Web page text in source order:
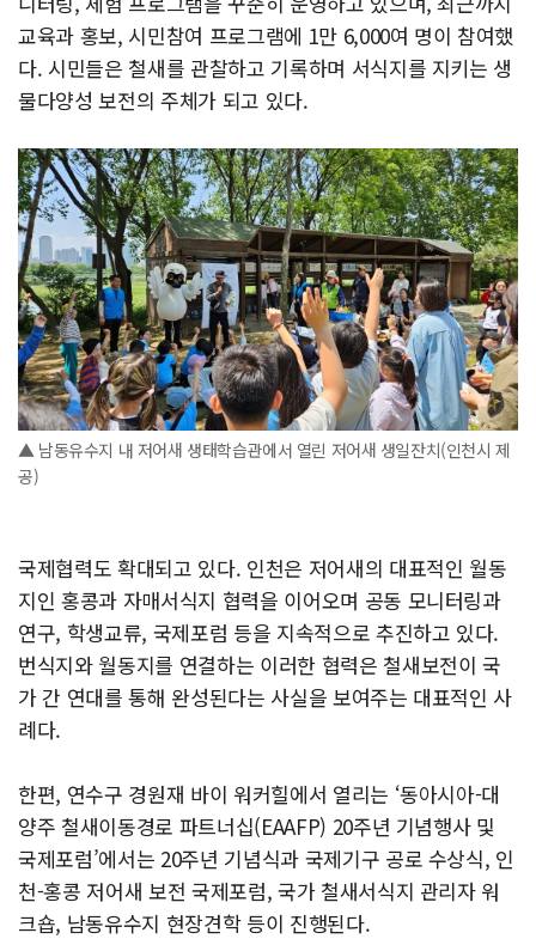
교육과 홍보, 시민참여 프로그램에 1만 6,000여 명이 참여했
다. 시민들은 철새를 관찰하고 기록하며 서식지를 지키는 생
물다양성 보전의 주체가 되고 있다.
▲ 남동유수지 내 저어새 생태학습관에서 열린 저어새 생일잔치(인천시 제
공)
국제협력도 확대되고 있다. 인천은 저어새의 대표적인 월동
지인 홍콩과 자매서식지 협력을 이어오며 공동 모니터링과
연구, 학생교류, 국제포럼 등을 지속적으로 추진하고 있다.
번식지와 월동지를 연결하는 이러한 협력은 철새보전이 국
가 간 연대를 통해 완성된다는 사실을 보여주는 대표적인 사
례다.
한편, 연수구 경원재 바이 워커힐에서 열리는 ‘동아시아-대
양주 철새이동경로 파트너십(EAAFP) 20주년 기념행사 및
국제포럼’에서는 20주년 기념식과 국제기구 공로 수상식, 인
천-홍콩 저어새 보전 국제포럼, 국가 철새서식지 관리자 워
크숍, 남동유수지 현장견학 등이 진행된다.